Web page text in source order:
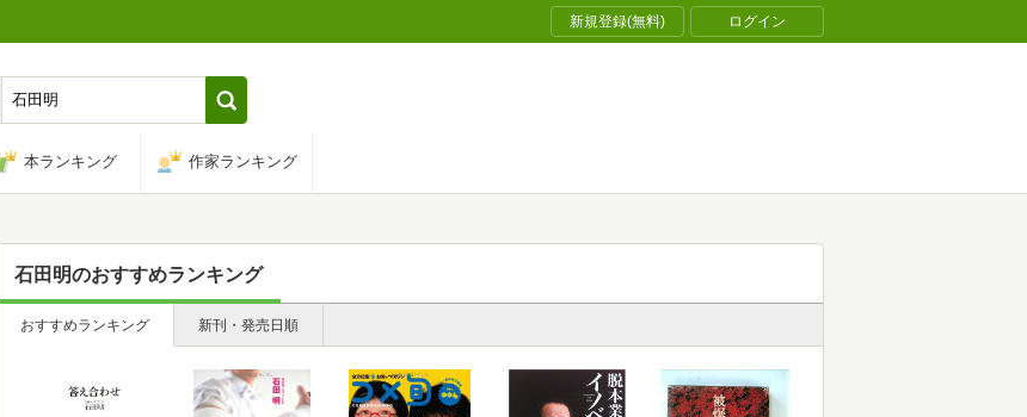
新規登録(無料) ログイン
本ランキング 作家ランキング
石田明のおすすめランキング
おすすめランキング 新刊・発売日順